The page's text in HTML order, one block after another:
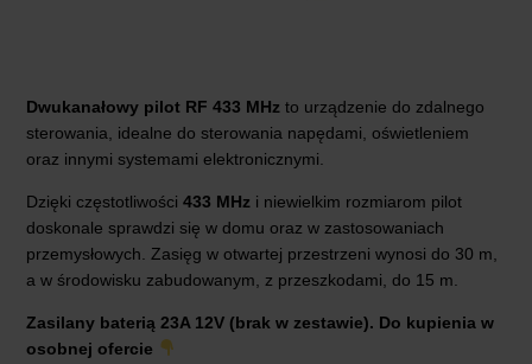
Dwukanałowy pilot RF 433 MHz to urządzenie do zdalnego
sterowania, idealne do sterowania napędami, oświetleniem
oraz innymi systemami elektronicznymi.
Dzięki częstotliwości 433 MHz i niewielkim rozmiarom pilot
doskonale sprawdzi się w domu oraz w zastosowaniach
przemysłowych. Zasięg w otwartej przestrzeni wynosi do 30 m,
a w środowisku zabudowanym, z przeszkodami, do 15 m.
Zasilany baterią 23A 12V (brak w zestawie). Do kupienia w
osobnej ofercie